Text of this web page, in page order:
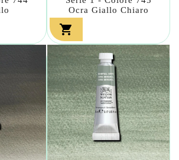
Ocra Giallo Chiaro
